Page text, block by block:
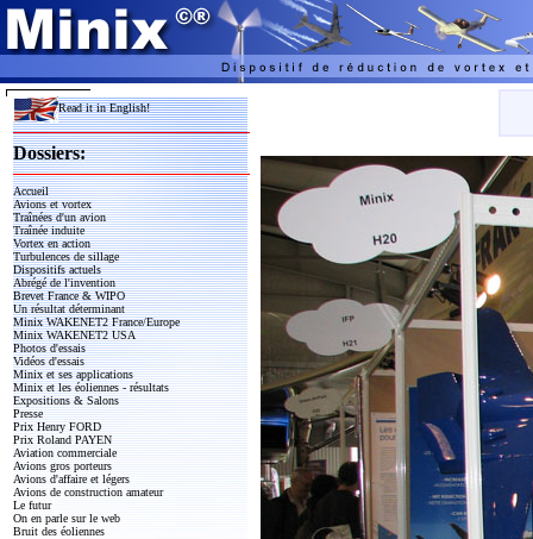
Read it in English!
Dossiers:
Accueil
Avions et vortex
Traînées d'un avion
Traînée induite
Vortex en action
Turbulences de sillage
Dispositifs actuels
Abrégé de l'invention
Brevet France & WIPO
Un résultat déterminant
Minix WAKENET2 France/Europe
Minix WAKENET2 USA
Photos d'essais
Vidéos d'essais
Minix et ses applications
Minix et les éoliennes - résultats
Expositions & Salons
Presse
Prix Henry FORD
Prix Roland PAYEN
Aviation commerciale
Avions gros porteurs
Avions d'affaire et légers
Avions de construction amateur
Le futur
On en parle sur le web
Bruit des éoliennes